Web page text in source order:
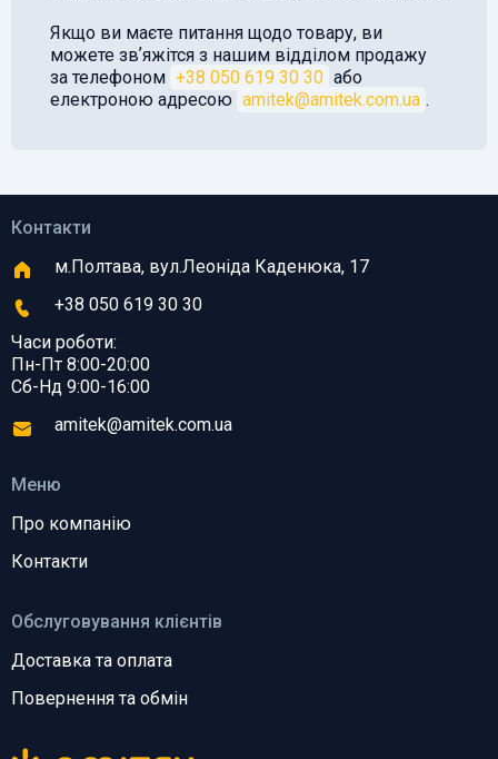
Якщо ви маєте питання щодо товару, ви
можете звʼяжітся з нашим відділом продажу
за телефоном +38 050 619 30 30 або
електроною адресою amitek@amitek.com.ua .
Обслуговування клієнтів
Доставка та оплата
Повернення та обмін
Меню
Про компанію
Контакти
Контакти
м.Полтава, вул.Леоніда Каденюка, 17
+38 050 619 30 30
Часи роботи:
Пн-Пт 8:00-20:00
Сб-Нд 9:00-16:00
amitek@amitek.com.ua